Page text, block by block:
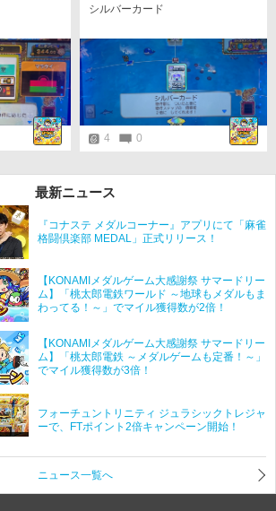
シルバーカード
4 0
最新ニュース
『コナステ メダルコーナー』アプリにて「麻雀
格闘倶楽部 MEDAL」正式リリース！
【KONAMIメダルゲーム大感謝祭 サマードリー
ム】「桃太郎電鉄ワールド ～地球もメダルもま
わってる！～」でマイル獲得数が2倍！
【KONAMIメダルゲーム大感謝祭 サマードリー
ム】「桃太郎電鉄 ～メダルゲームも定番！～」
でマイル獲得数が3倍！
フォーチュントリニティ ジュラシックトレジャ
ーで、FTポイント2倍キャンペーン開始！
ニュース一覧へ